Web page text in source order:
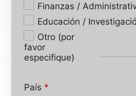
Finanzas /
Educación /
Otro (por
favor
especifique)
País *